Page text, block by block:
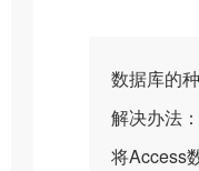
数据库的
解决办法：
将Access